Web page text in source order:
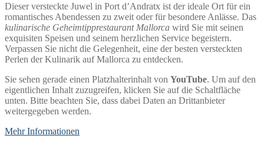
Dieser versteckte Juwel in Port d’Andratx ist der ideale Ort für ein
romantisches Abendessen zu zweit oder für besondere Anlässe. Das
kulinarische Geheimtipprestaurant Mallorca wird Sie mit seinen
exquisiten Speisen und seinem herzlichen Service begeistern.
Verpassen Sie nicht die Gelegenheit, eine der besten versteckten
Perlen der Kulinarik auf Mallorca zu entdecken.
Sie sehen gerade einen Platzhalterinhalt von YouTube. Um auf den
eigentlichen Inhalt zuzugreifen, klicken Sie auf die Schaltfläche
unten. Bitte beachten Sie, dass dabei Daten an Drittanbieter
weitergegeben werden.
Mehr Informationen